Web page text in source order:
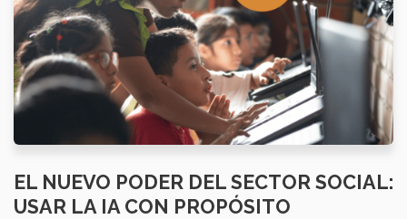
EL NUEVO PODER DEL SECTOR SOCIAL:
USAR LA IA CON PROPÓSITO